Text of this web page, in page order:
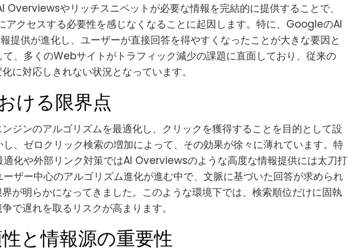
Overviewsやリッチスニペットが必要な情報を完結的に提供することで、
アクセスする必要性を感じなくなることに起因します。特に、GoogleのAI
提供が進化し、ユーザーが直接回答を得やすくなったことが大きな要因と
、多くのWebサイトがトラフィック減少の課題に直面しており、従来の
に対応しきれない状況となっています。
ける限界点
ジンのアルゴリズムを最適化し、クリックを獲得することを目的として設
、ゼロクリック検索の増加によって、その効果が徐々に薄れています。特
適化や外部リンク対策ではAI Overviewsのような高度な情報提供には太刀打
ザー中心のアルゴリズム進化が進む中で、文脈に基づいた回答が求められ
が明らかになってきました。このような環境下では、検索順位だけに固執
で遅れを取るリスクが高まります。
と情報源の重要性